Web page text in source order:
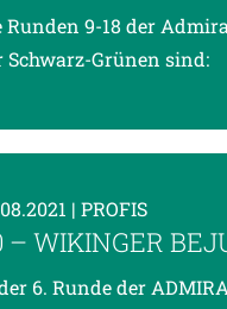
Runden 9-18 der
Schwarz-Grünen sind:
| PROFIS
– WIKINGER
6. Runde der